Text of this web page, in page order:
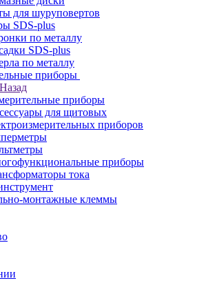
для шуруповертов
SDS-plus
по металлу
SDS-plus
по металлу
приборы
Назад
приборы
для щитовых
приборов
приборы
тока
монтажные клеммы